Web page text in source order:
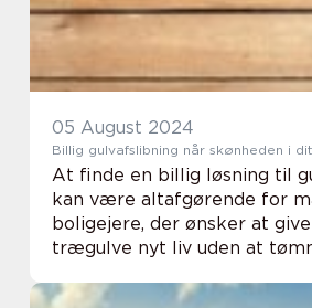
05 August 2024
Billig gulvafslibning når
At finde en billig løsning til
kan være altafgørende for
boligejere, der ønsker at
trægulve nyt liv uden at
miste deres...